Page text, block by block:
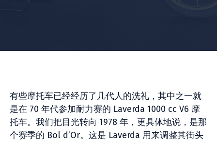
有些摩托车已经经历了几代人的洗礼，其中之一就
是在 70 年代参加耐力赛的 Laverda 1000 cc V6 摩
托车。我们把目光转向 1978 年，更具体地说，是那
个赛季的 Bol d’Or。这是 Laverda 用来调整其街头